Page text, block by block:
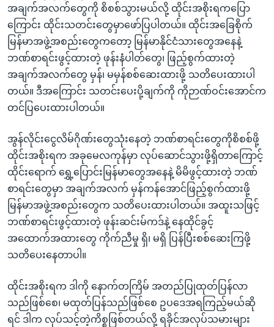
ကျော်
ရန်
အချက်အလက်တွေကို စိစစ်သွားမယ်လို့ ထိုင်းအစိုးရကပြော
ကြောင်း ထိုင်းသတင်းတွေမှာဖော်ပြပါတယ်။ ထိုင်းအခြေစိုက်
မြန်မာအဖွဲ့အစည်းတွေကတော့ မြန်မာနိုင်ငံသားတွေအနေနဲ့
ဘဏ်စာရင်းဖွင့်ထားတဲ့ ဖုန်းနံပါတ်တွေ၊ ဖြည့်စွက်ထားတဲ့
အချက်အလက်တွေ မှန်၊ မမှန်စစ်ဆေးထားဖို့ သတိပေးထားပါ
တယ်။ ဒီအကြောင်း သတင်းပေးပို့ချက်ကို ကိုဉာဏ်ဝင်းအောင်က
တင်ပြပေးထားပါတယ်။
အွန်လိုင်းငွေလိမ်ဂိုဏ်းတွေသုံးနေတဲ့ ဘဏ်စာရင်းတွေကိုစိစစ်ဖို့
ထိုင်းအစိုးရက အခုမေလကုန်မှာ လုပ်ဆောင်သွားဖို့ရှိတာကြောင့်
ထိုင်းရောက် ရွှေ့ပြောင်းမြန်မာတွေအနေနဲ့ မိမိဖွင့်ထားတဲ့ ဘဏ်
စာရင်းတွေမှာ အချက်အလက် မှန်ကန်အောင်ဖြည့်စွက်ထားဖို့
မြန်မာအဖွဲ့အစည်းတွေက သတိပေးထားပါတယ်။ အထူးသဖြင့်
ဘဏ်စာရင်းဖွင့်ထားတဲ့ ဖုန်းဆင်းမ်ကဒ်နဲ့ နေထိုင်ခွင့်
အထောက်အထားတွေ ကိုက်ညီမှု ရှိ၊ မရှိ ပြန်ပြီးစစ်ဆေးကြဖို့
သတိပေးနေတာပါ။
ထိုင်းအစိုးရက ဒါကို နောက်တကြိမ် အတည်ပြုထုတ်ပြန်လာ
သည်ဖြစ်စေ၊ မထုတ်ပြန်သည်ဖြစ်စေ ဥပဒေအရကြည့်မယ်ဆို
ရင် ဒါက လုပ်သင့်တဲ့ကိစ္စဖြစ်တယ်လို့ ရခိုင်အလုပ်သမားများ